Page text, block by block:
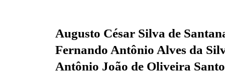
Augusto César Silva de
Fernando Antônio Alves da
Antônio João de Oliveira